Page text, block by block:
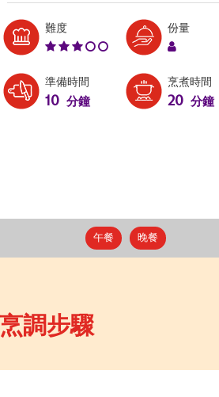
難度Level:
份量Serves:
準備時間
10 分鐘
烹煮時間
20 分鐘
午餐 晚餐
烹調步驟